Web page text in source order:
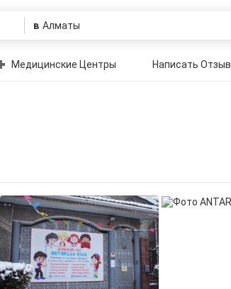
в
Медицинские Центры Написать Отзыв